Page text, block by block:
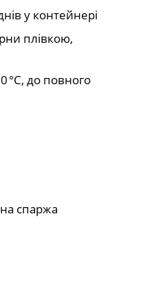
у контейнері
плівкою,
°C, до повного
спаржа